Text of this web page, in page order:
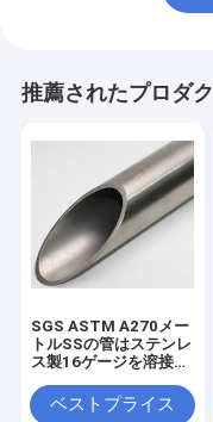
推薦されたプロダ
SGS ASTM A270メー
トルSSの管はステンレ
ス製16ゲージを溶接し
ベストプライス